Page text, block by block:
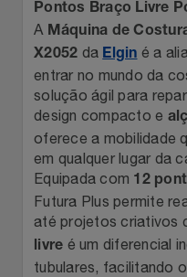
Jardim
Jogos E Consoles
Livros
Lity
Loccitane Au Bresil
Loccitane En Provence
Magalu
Meu Resgate Favorito
Mondial
Netshoes
Pet Love Saúde
Ponto Frio
Pontos Por Opiniões
Portal Das Malas
Renner
Pontos Braço Livre
A Máquina de
X2052 da Elgin é a
entrar no mundo da
solução ágil para
design compacto e
oferece a mobilidade
em qualquer lugar da
Equipada com 12
Futura Plus permite
até projetos criativos
livre é um diferencial
tubulares, facilitando